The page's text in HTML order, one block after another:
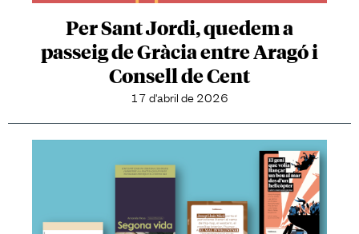
Per Sant Jordi, quedem a
passeig de Gràcia entre Aragó i
Consell de Cent
17 d'abril de 2026